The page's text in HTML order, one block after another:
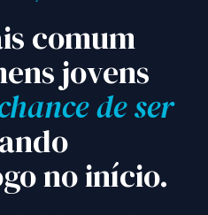
comum
jovens
de ser
no início.